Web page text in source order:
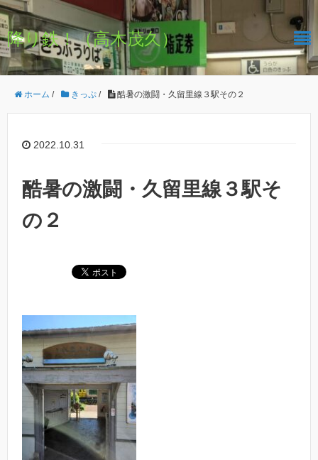
降り鉄！（高木茂久）
ホーム / きっぷ / 酷暑の激闘・久留里線３駅その２
2022.10.31
酷暑の激闘・久留里線３駅そ
の２